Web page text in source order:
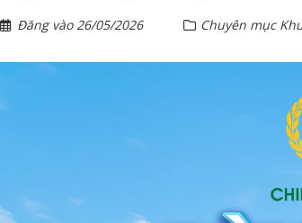
Đăng vào 26/05/2026 Chuyên mục